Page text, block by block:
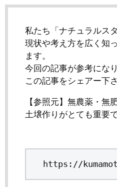
私たち「ナチュラルス
現状や考え方を広く知
ます。
今回の記事が参考にな
この記事をシェアー下さ
【参照元】無農薬・無
土壌作りがとても重要
https://